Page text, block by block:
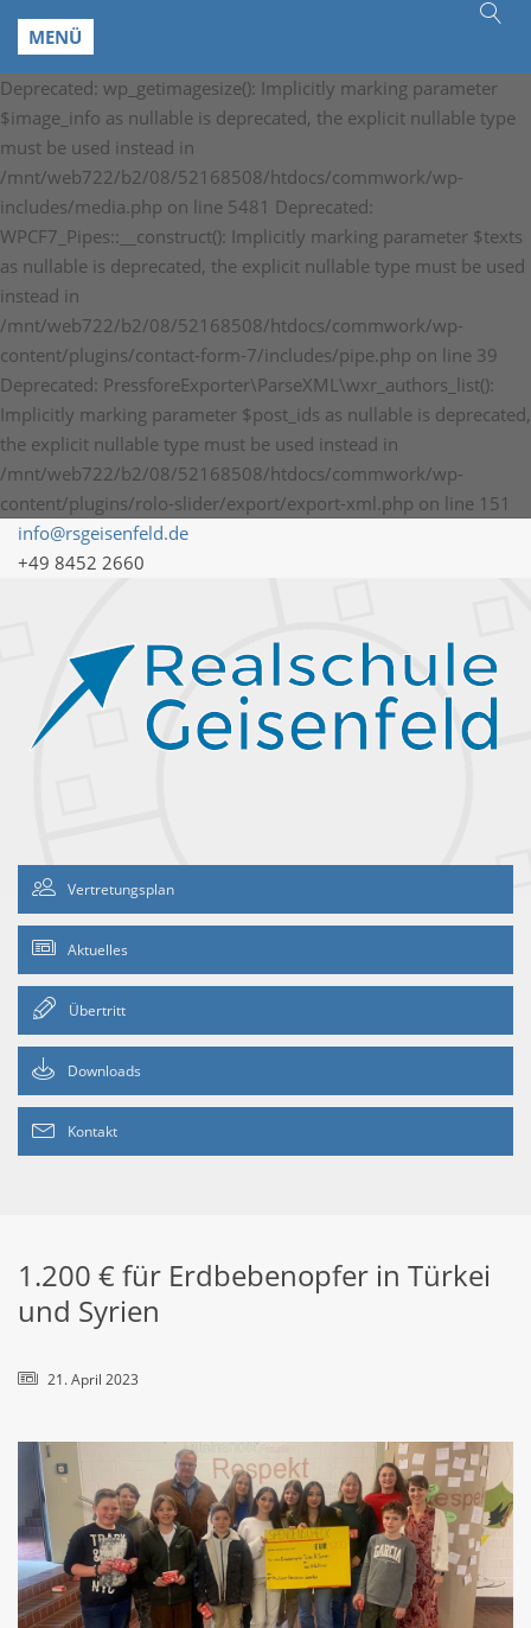
MENÜ
Deprecated: wp_getimagesize(): Implicitly marking parameter
$image_info as nullable is deprecated, the explicit nullable type
must be used instead in
/mnt/web722/b2/08/52168508/htdocs/commwork/wp-
includes/media.php on line 5481 Deprecated:
WPCF7_Pipes::__construct(): Implicitly marking parameter $texts
as nullable is deprecated, the explicit nullable type must be used
instead in
/mnt/web722/b2/08/52168508/htdocs/commwork/wp-
content/plugins/contact-form-7/includes/pipe.php on line 39
Deprecated: PressforeExporter\ParseXML\wxr_authors_list():
Implicitly marking parameter $post_ids as nullable is deprecated,
the explicit nullable type must be used instead in
/mnt/web722/b2/08/52168508/htdocs/commwork/wp-
content/plugins/rolo-slider/export/export-xml.php on line 151
info@rsgeisenfeld.de
+49 8452 2660
Vertretungsplan
Aktuelles
Übertritt
Downloads
Kontakt
1.200 € für Erdbebenopfer in Türkei
und Syrien
21. April 2023